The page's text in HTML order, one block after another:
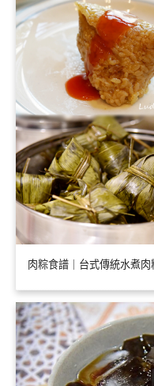
肉粽食譜｜台式傳統水煮